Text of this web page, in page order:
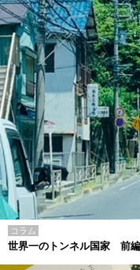
コラム
世界一のトンネル国家 前編